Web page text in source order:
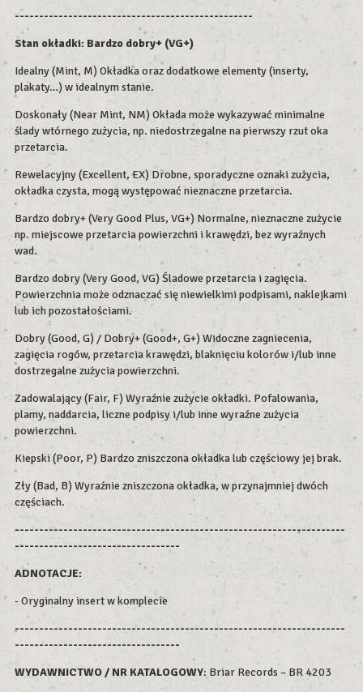
-------------------------------------------------
Stan okładki: Bardzo dobry+ (VG+)
Idealny (Mint, M) Okładka oraz dodatkowe elementy (inserty,
plakaty…) w idealnym stanie.
Doskonały (Near Mint, NM) Okłada może wykazywać minimalne
ślady wtórnego zużycia, np. niedostrzegalne na pierwszy rzut oka
przetarcia.
Rewelacyjny (Excellent, EX) Drobne, sporadyczne oznaki zużycia,
okładka czysta, mogą występować nieznaczne przetarcia.
Bardzo dobry+ (Very Good Plus, VG+) Normalne, nieznaczne zużycie
np. miejscowe przetarcia powierzchni i krawędzi, bez wyraźnych
wad.
Bardzo dobry (Very Good, VG) Śladowe przetarcia i zagięcia.
Powierzchnia może odznaczać się niewielkimi podpisami, naklejkami
lub ich pozostałościami.
Dobry (Good, G) / Dobry+ (Good+, G+) Widoczne zagniecenia,
zagięcia rogów, przetarcia krawędzi, blaknięciu kolorów i/lub inne
dostrzegalne zużycia powierzchni.
Zadowalający (Fair, F) Wyraźnie zużycie okładki. Pofalowania,
plamy, naddarcia, liczne podpisy i/lub inne wyraźne zużycia
powierzchni.
Kiepski (Poor, P) Bardzo zniszczona okładka lub częściowy jej brak.
Zły (Bad, B) Wyraźnie zniszczona okładka, w przynajmniej dwóch
częściach.
--------------------------------------------------------------------
----------------------------------
ADNOTACJE:
- Oryginalny insert w komplecie
--------------------------------------------------------------------
----------------------------------
WYDAWNICTWO / NR KATALOGOWY: Briar Records – BR 4203